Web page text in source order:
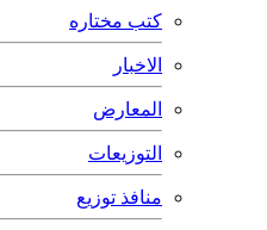
كتب مختاره
الاخبار
المعارض
التوزيعات
منافذ توزيع